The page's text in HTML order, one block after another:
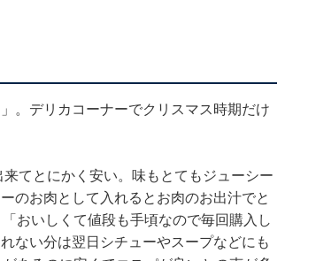
。デリカコーナーでクリスマス時期だけ
てとにかく安い。味もとてもジューシー
のお肉として入れるとお肉のお出汁でと
おいしくて値段も手頃なので毎回購入し
ない分は翌日シチューやスープなどにも